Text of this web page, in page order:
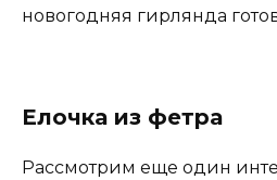
новогодняя гирлянда
Елочка из фетра
Рассмотрим еще один